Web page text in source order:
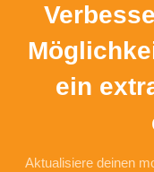
ein
Aktualisiere deinen